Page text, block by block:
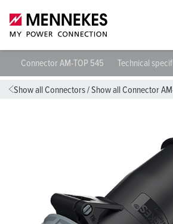
Connector AM-TOP 545 Technical
Show all Connectors/Show all Connector